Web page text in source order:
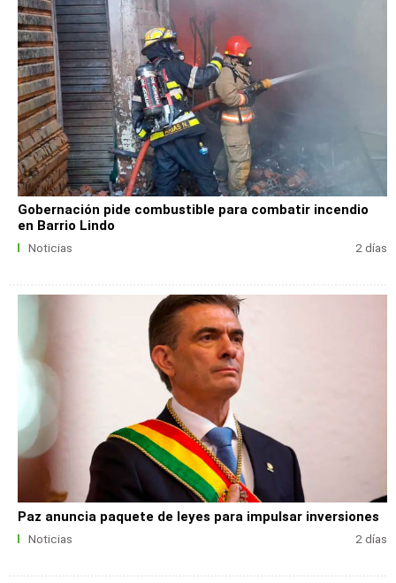
Gobernación pide combustible para combatir incendio
en Barrio Lindo
Noticias 2 días
Paz anuncia paquete de leyes para impulsar inversiones
Noticias 2 días